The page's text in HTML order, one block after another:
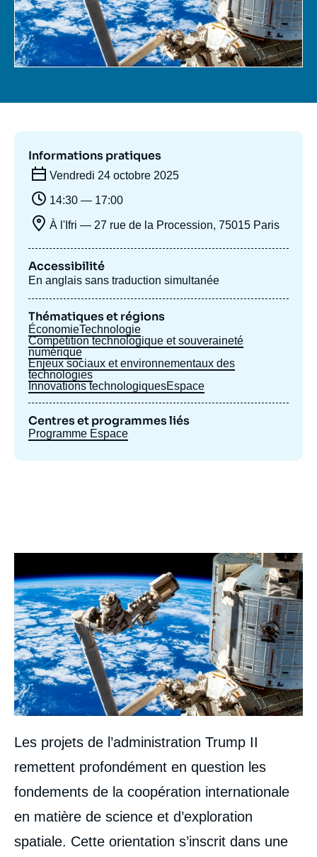
Se connecter
Nous soutenir
Informations pratiques
Vendredi 24 octobre 2025
14:30 — 17:00
À l'Ifri — 27 rue de la Procession, 75015 Paris
Accessibilité
En anglais sans traduction simultanée
Thématiques et régions
ÉconomieTechnologie
Compétition technologique et souveraineté
numérique
Enjeux sociaux et environnementaux des
technologies
Innovations technologiquesEspace
Centres et programmes liés
Programme Espace
Les projets de l’administration Trump II
remettent profondément en question les
fondements de la coopération internationale
en matière de science et d’exploration
spatiale. Cette orientation s’inscrit dans une